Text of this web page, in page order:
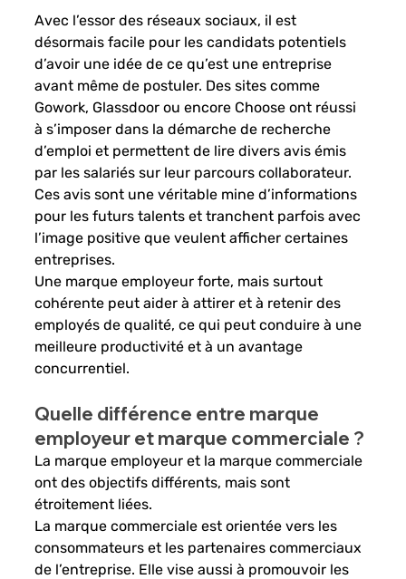
Avec l’essor des réseaux sociaux, il est
désormais facile pour les candidats potentiels
d’avoir une idée de ce qu’est une entreprise
avant même de postuler. Des sites comme
Gowork, Glassdoor ou encore Choose ont réussi
à s’imposer dans la démarche de recherche
d’emploi et permettent de lire divers avis émis
par les salariés sur leur parcours collaborateur.
Ces avis sont une véritable mine d’informations
pour les futurs talents et tranchent parfois avec
l’image positive que veulent afficher certaines
entreprises.
Une marque employeur forte, mais surtout
cohérente peut aider à attirer et à retenir des
employés de qualité, ce qui peut conduire à une
meilleure productivité et à un avantage
concurrentiel.
Quelle différence entre marque
employeur et marque commerciale ?
La marque employeur et la marque commerciale
ont des objectifs différents, mais sont
étroitement liées.
La marque commerciale est orientée vers les
consommateurs et les partenaires commerciaux
de l’entreprise. Elle vise aussi à promouvoir les